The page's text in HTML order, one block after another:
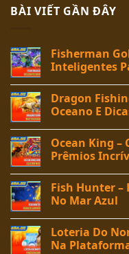
BÀI VIẾT GẦN ĐÂY
Fisherman
Inteligentes
Dragon
Oceano E
Ocean King –
Prêmios
Fish Hunter –
No Mar Azul
Loteria Do
Na